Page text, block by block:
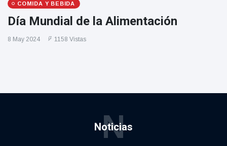
COMIDA Y BEBIDA
Día Mundial de la Alimentación
8 May 2024 1158 Vistas
Noticias
N